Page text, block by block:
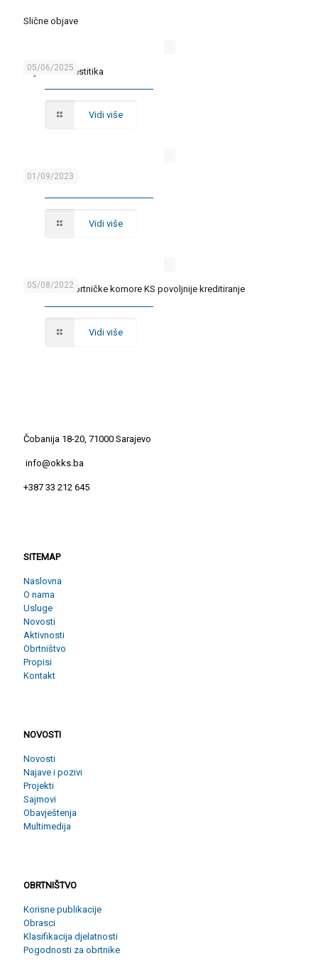
Slične objave
05/06/2025
Bajramska čestitika
Vidi više
01/09/2023
JAVNI POZIV
Vidi više
05/08/2022
Članovima Obrtničke komore KS povoljnije kreditiranje
Vidi više
Čobanija 18-20, 71000 Sarajevo
info@okks.ba
+387 33 212 645
SITEMAP
Naslovna
O nama
Usluge
Novosti
Aktivnosti
Obrtništvo
Propisi
Kontakt
NOVOSTI
Novosti
Najave i pozivi
Projekti
Sajmovi
Obavještenja
Multimedija
OBRTNIŠTVO
Korisne publikacije
Obrasci
Klasifikacija djelatnosti
Pogodnosti za obrtnike